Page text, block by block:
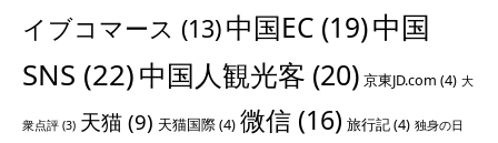
イブコマース (13)中国EC (19)中国
SNS (22)中国人観光客 (20) 京東JD.com (4) 大
衆点評 (3) 天猫 (9) 天猫国際(4) 微信 (16) 旅行記(4) 独身の日